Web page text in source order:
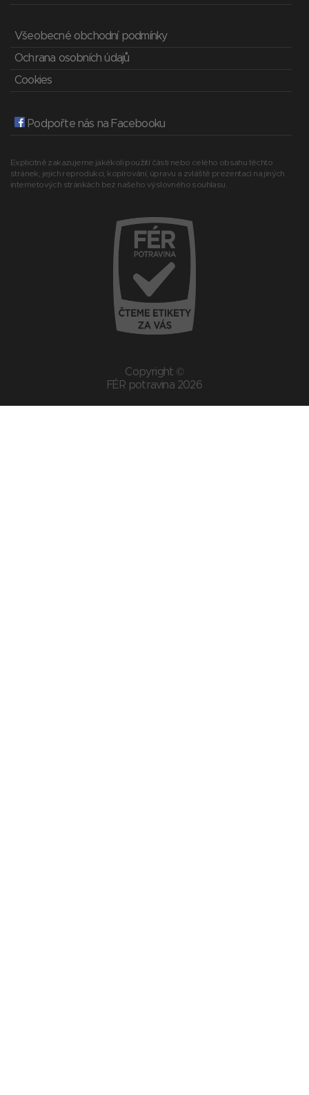
Všeobecné obchodní podmínky
Ochrana osobních údajů
Cookies
Podpořte nás na Facebooku
Explicitně zakazujeme jakékoli použití části nebo celého obsahu těchto
stránek, jejich reprodukci, kopírování, úpravu a zvláště prezentaci na jiných
internetových stránkách bez našeho výslovného souhlasu.
Copyright ©
FÉR potravina 2026